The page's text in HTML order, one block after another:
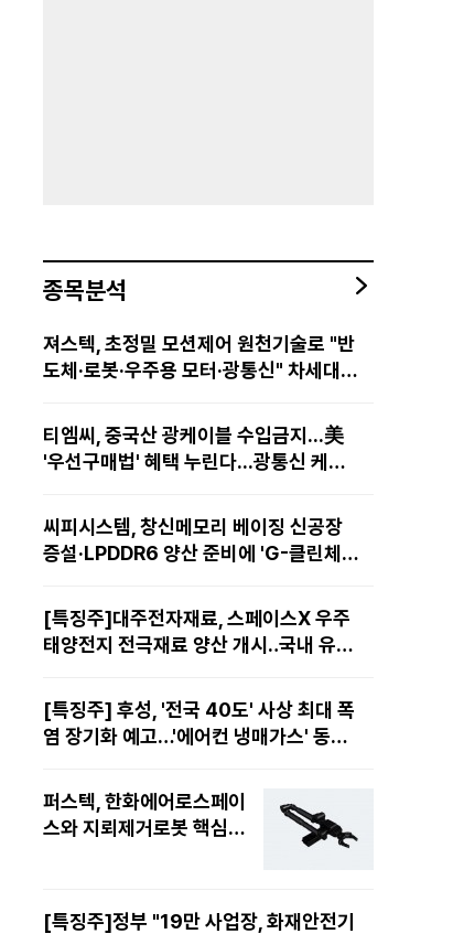
종목분석
져스텍, 초정밀 모션제어 원천기술로 "반
도체·로봇·우주용 모터·광통신" 차세대
티엠씨, 중국산 광케이블 수입금지...美
'우선구매법' 혜택 누린다...광통신 케이
씨피시스템, 창신메모리 베이징 신공장
증설·LPDDR6 양산 준비에 'G-클린체
[특징주]대주전자재료, 스페이스X 우주
태양전지 전극재료 양산 개시‥국내 유일
[특징주] 후성, '전국 40도' 사상 최대 폭
염 장기화 예고…'에어컨 냉매가스' 동난
퍼스텍, 한화에어로스페이
스와 지뢰제거로봇 핵심
[특징주]정부 "19만 사업장, 화재안전기